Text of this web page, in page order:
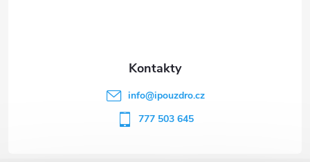
info@ipouzdro.cz
777 503 645